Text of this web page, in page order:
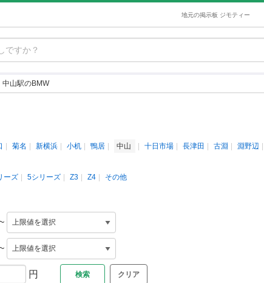
地元の掲示板 ジモティー
中山駅のBMW
菊名 新横浜 小机 鴨居 中山 十日市場 長津田 古淵 淵野辺
ーズ 5シリーズ Z3 Z4 その他
円 クリア